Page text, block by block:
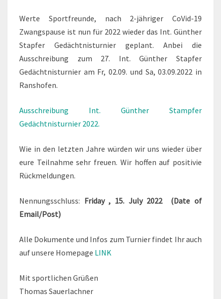
Werte Sportfreunde, nach 2-jähriger CoVid-19
Zwangspause ist nun für 2022 wieder das Int. Günther
Stapfer Gedächtnisturnier geplant. Anbei die
Ausschreibung zum 27. Int. Günther Stapfer
Gedächtnisturnier am Fr, 02.09. und Sa, 03.09.2022 in
Ranshofen.
Ausschreibung Int. Günther Stampfer
Gedächtnisturnier 2022.
Wie in den letzten Jahre würden wir uns wieder über
eure Teilnahme sehr freuen. Wir hoffen auf positivie
Rückmeldungen.
Nennungsschluss: Friday , 15. July 2022 (Date of
Email/Post)
Alle Dokumente und Infos zum Turnier findet Ihr auch
auf unsere Homepage LINK
Mit sportlichen Grüßen
Thomas Sauerlachner